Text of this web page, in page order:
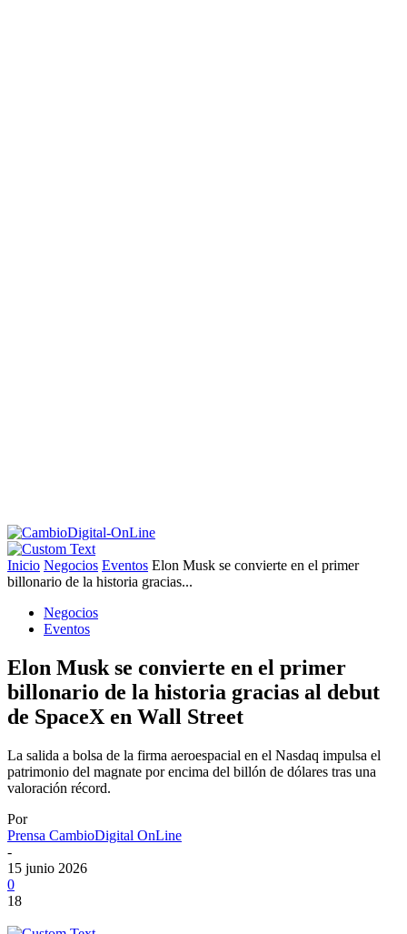
Inicio Negocios Eventos Elon Musk se convierte en el primer
billonario de la historia gracias...
Negocios
Eventos
Elon Musk se convierte en el primer
billonario de la historia gracias al debut
de SpaceX en Wall Street
La salida a bolsa de la firma aeroespacial en el Nasdaq impulsa el
patrimonio del magnate por encima del billón de dólares tras una
valoración récord.
Por
Prensa CambioDigital OnLine
-
15 junio 2026
0
18